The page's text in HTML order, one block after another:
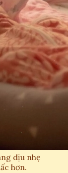
dịu nhẹ
hơn.